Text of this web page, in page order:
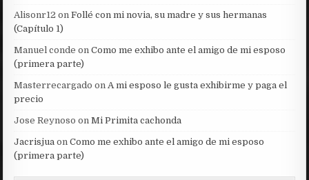
Alisonr12 onFollé con mi novia, su madre y sus hermanas
(Capítulo 1)
Manuel conde onComo me exhibo ante el amigo de mi esposo
(primera parte)
Masterrecargado onA mi esposo le gusta exhibirme y paga el
precio
Jose Reynoso onMi Primita cachonda
Jacrisjua onComo me exhibo ante el amigo de mi esposo
(primera parte)